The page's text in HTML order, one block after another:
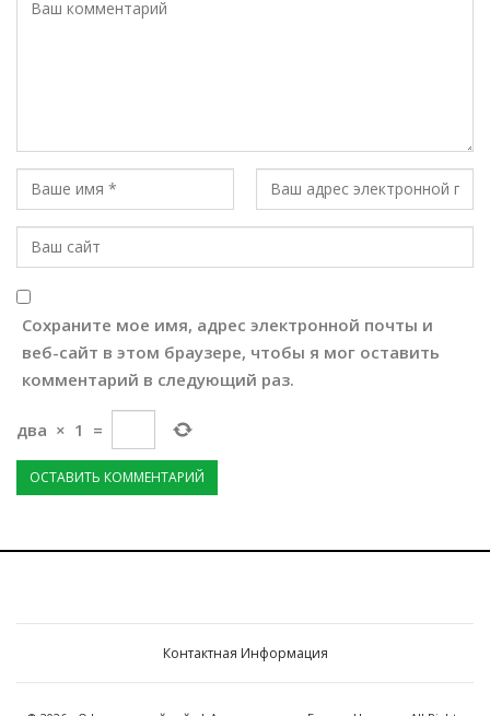
Сохраните мое имя, адрес электронной почты и
веб-сайт в этом браузере, чтобы я мог оставить
комментарий в следующий раз.
два × 1 =
Контактная Информация